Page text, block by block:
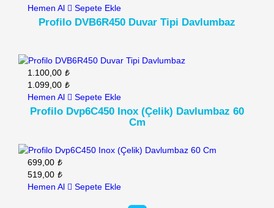
Hemen Al
Sepete Ekle
Profilo DVB6R450 Duvar Tipi Davlumbaz
1.100,00 ₺
1.099,00 ₺
Hemen Al
Sepete Ekle
Profilo Dvp6C450 Inox (Çelik) Davlumbaz 60
Cm
699,00 ₺
519,00 ₺
Hemen Al
Sepete Ekle